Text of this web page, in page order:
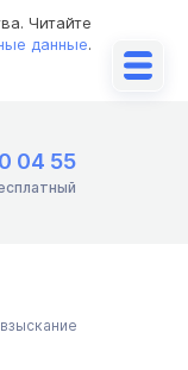
Читайте
данные.
04 55